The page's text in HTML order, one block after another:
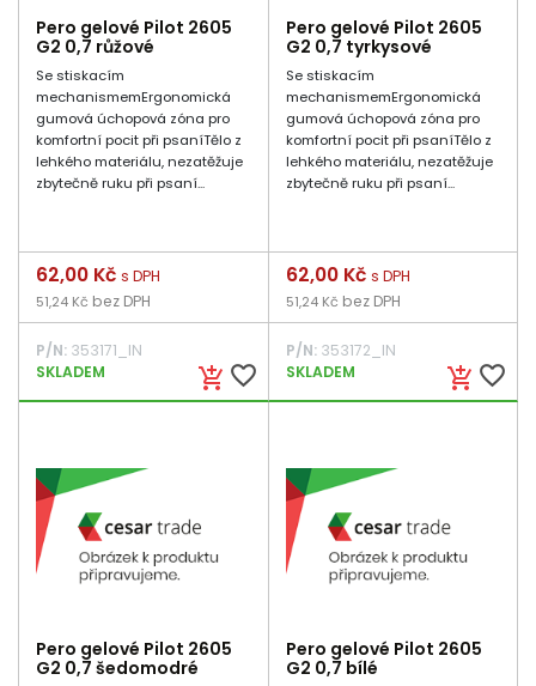
Pero gelové Pilot 2605
G2 0,7 růžové
Se stiskacím
mechanismemErgonomická
gumová úchopová zóna pro
komfortní pocit při psaníTělo z
lehkého materiálu, nezatěžuje
zbytečně ruku při psaní...
add_shopping_cart favorite_border
Cena
62,00 Kč s DPH
51,24 Kč bez DPH
P/N: 353171_IN
SKLADEM
Pero gelové Pilot 2605
G2 0,7 tyrkysové
Se stiskacím
mechanismemErgonomická
gumová úchopová zóna pro
komfortní pocit při psaníTělo z
lehkého materiálu, nezatěžuje
zbytečně ruku při psaní...
add_shopping_cart favorite_border
Cena
62,00 Kč s DPH
51,24 Kč bez DPH
P/N:353172_IN
SKLADEM
Pero gelové Pilot 2605
G2 0,7 šedomodré
Pero gelové Pilot 2605
G2 0,7 bílé